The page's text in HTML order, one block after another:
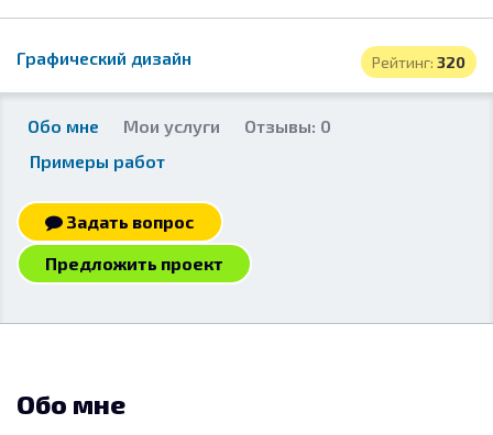
Рейтинг: 320
Графический дизайн
Обо мне Мои услуги
Отзывы: 0
Примеры работ
Задать вопрос
Предложить проект
Обо мне